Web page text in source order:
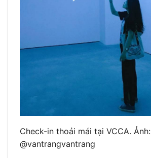
Check-in thoải mái tại VCCA. Ảnh:
@vantrangvantrang